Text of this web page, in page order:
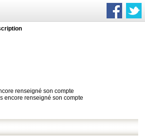
renseigné son compte
encore renseigné son compte